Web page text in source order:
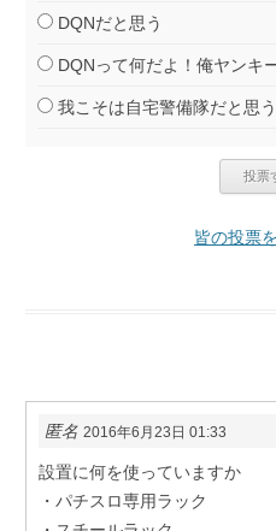
DQNだと思う
DQNって何だよ！俺ヤンキ
我こそは自宅警備隊だと思う
皆の投票
匿名 2016年6月23日 01:33
設置に何を使っていますか
・パチスロ専用ラック